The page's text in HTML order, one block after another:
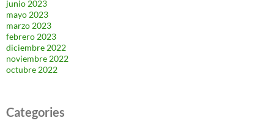
junio 2023
mayo 2023
marzo 2023
febrero 2023
diciembre 2022
noviembre 2022
octubre 2022
Categories